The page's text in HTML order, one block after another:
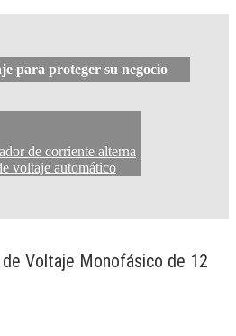
para proteger su negocio
de corriente alterna
voltaje automático
Voltaje Monofásico de 12